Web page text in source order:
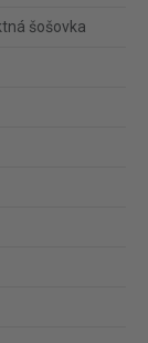
šošovka